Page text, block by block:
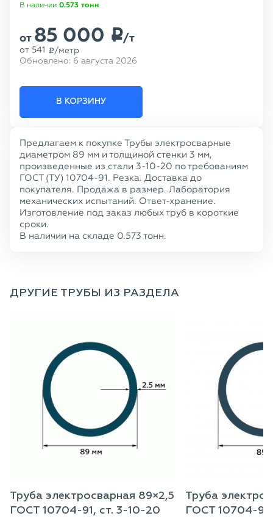
В наличии 0.573 тонн
от 85 000 p/т
от 541 p /метр
Обновлено: 6 августа 2026
В КОРЗИНУ
Предлагаем к покупке Трубы электросварные
диаметром 89 мм и толщиной стенки 3 мм,
произведенные из стали 3-10-20 по требованиям
ГОСТ (ТУ) 10704-91. Резка. Доставка до
покупателя. Продажа в размер. Лаборатория
механических испытаний. Ответ-хранение.
Изготовление под заказ любых труб в короткие
сроки.
В наличии на складе 0.573 тонн.
ДРУГИЕ ТРУБЫ ИЗ РАЗДЕЛА
Труба электросварная 89×2,5
ГОСТ 10704-91, ст. 3-10-20
Труба
ГОСТ 10704-91